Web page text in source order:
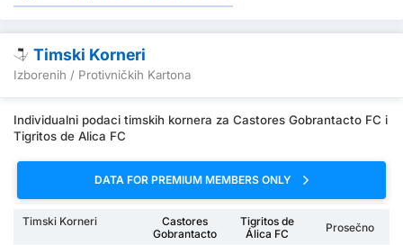
Timski Korneri
Izborenih / Protivničkih Kartona
Individualni podaci timskih kornera za Castores Gobrantacto FC i
Tigritos de Alica FC
DATA FOR PREMIUM MEMBERS ONLY
Timski Korneri
Castores
Gobrantacto
Tigritos de
Álica FC
Prosečno